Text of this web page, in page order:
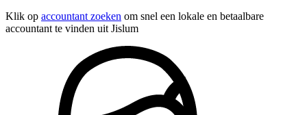
Klik op accountant zoeken om snel een lokale en betaalbare
accountant te vinden uit Jislum